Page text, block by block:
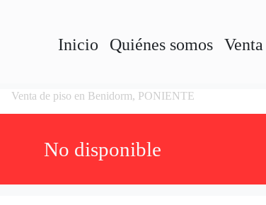
Inicio Quiénes somos Venta
Venta de piso en Benidorm, PONIENTE
No disponible